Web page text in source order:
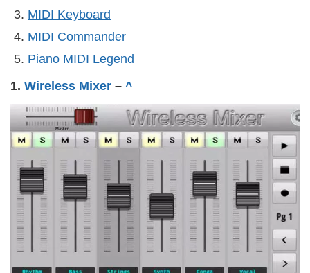
MIDI Keyboard
MIDI Commander
Piano MIDI Legend
1. Wireless Mixer – ^